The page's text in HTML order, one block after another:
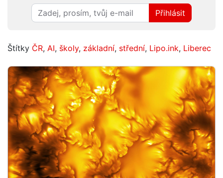
Přihlásit
Štítky ČR, AI, školy, základní, střední, Lipo.ink, Liberec